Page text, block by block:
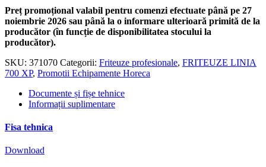
Preț promoțional valabil pentru comenzi efectuate până pe 27
noiembrie 2026 sau până la o informare ulterioară primită de la
producător (în funcție de disponibilitatea stocului la
producător).
SKU: 371070 Categorii: Friteuze profesionale, FRITEUZE LINIA
700 XP, Promotii Echipamente Horeca
Documente și fișe tehnice
Informații suplimentare
Fisa tehnica
Download